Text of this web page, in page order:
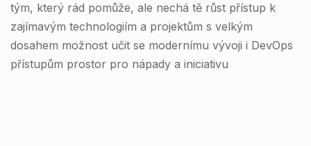
tým, který rád pomůže, ale nechá tě růst přístup k
zajímavým technologiím a projektům s velkým
dosahem možnost učit se modernímu vývoji i DevOps
přístupům prostor pro nápady a iniciativu